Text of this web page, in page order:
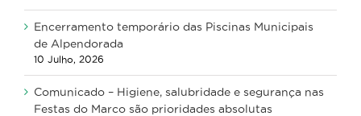
Encerramento temporário das Piscinas Municipais
de Alpendorada
10 Julho, 2026
Comunicado – Higiene, salubridade e segurança nas
Festas do Marco são prioridades absolutas